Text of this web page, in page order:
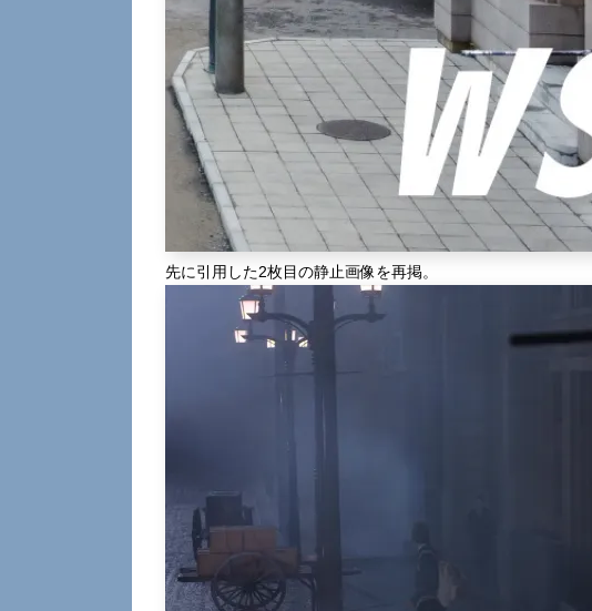
先に引用した2枚目の静止画像を再掲。